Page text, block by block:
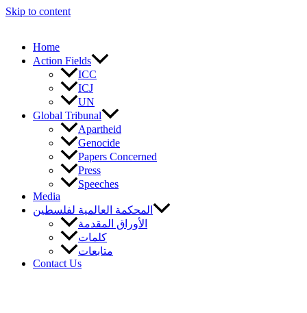
Skip to content
Home
Action Fields
ICC
ICJ
UN
Global Tribunal
Apartheid
Genocide
Papers Concerned
Press
Speeches
Media
المحكمة العالمية لفلسطين
الأوراق المقدمة
كلمات
متابعات
Contact Us